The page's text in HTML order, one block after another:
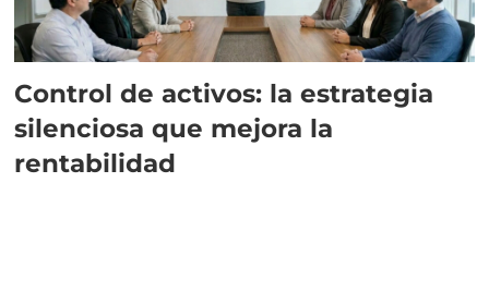
Control de activos: la estrategia
silenciosa que mejora la
rentabilidad